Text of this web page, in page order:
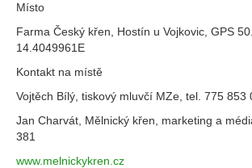
Místo
Farma Český křen, Hostín u Vojkovic, GPS
14.4049961E
Kontakt na místě
Vojtěch Bílý, tiskový mluvčí MZe, tel. 775 853
Jan Charvát, Mělnický křen, marketing a
381
www.melnickykren.cz